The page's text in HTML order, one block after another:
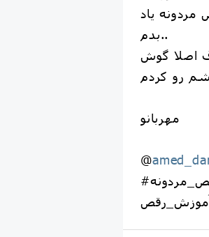
یاد
بدم..
اصلا گوش
مهربانو
@
#رقص #رقصیدن #رقصایرانی #رقص_مردونه